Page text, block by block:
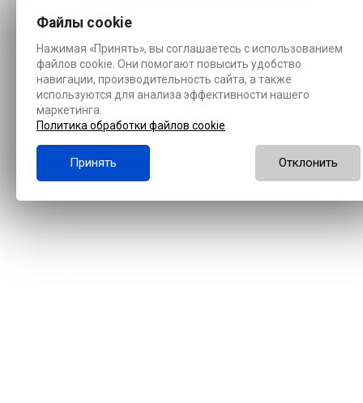
Файлы cookie
Нажимая «Принять», вы соглашаетесь с использованием
файлов cookie. Они помогают повысить удобство
навигации, производительность сайта, а также
используются для анализа эффективности нашего
маркетинга.
Политика обработки файлов cookie.
Принять Отклонить